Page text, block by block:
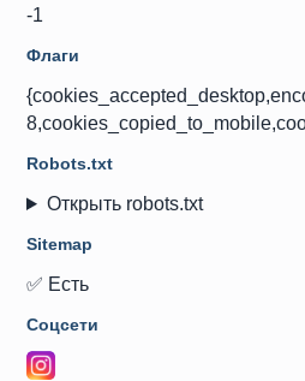
-1
Флаги
Robots.txt
Открыть robots.txt
Sitemap
✅ Есть
Соцсети